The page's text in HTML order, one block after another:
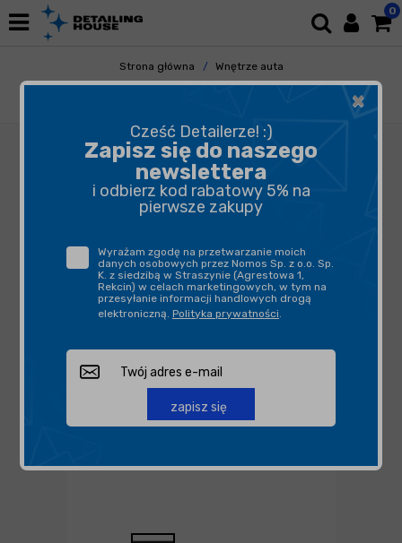
0
Strona główna
Wnętrze auta
Tapicerka Skórzana
Renowacja
×
Cześć Detailerze! :)
Zapisz się do naszego
newslettera
i odbierz kod rabatowy 5% na
pierwsze zakupy
Wyrażam zgodę na przetwarzanie moich
danych osobowych przez Nomos Sp. z o.o. Sp.
K. z siedzibą w Straszynie (Agrestowa 1,
Rekcin) w celach marketingowych, w tym na
przesyłanie informacji handlowych drogą
elektroniczną. Polityka prywatności.
zapisz się